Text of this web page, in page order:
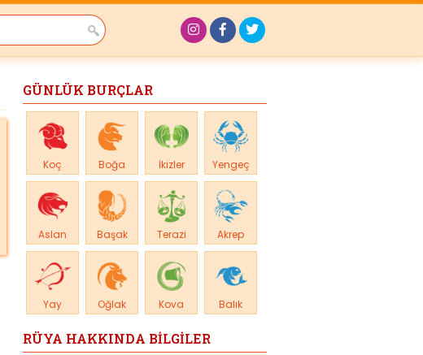
GÜNLÜK BURÇLAR
Koç Boğa İkizler Yengeç
Aslan Başak Terazi Akrep
Yay Oğlak Kova Balık
RÜYA HAKKINDA BİLGİLER